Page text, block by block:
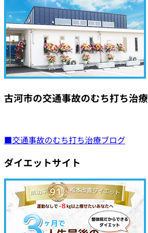
古河市の交通事故のむち打ち治療
■交通事故のむち打ち治療ブログ
ダイエットサイト